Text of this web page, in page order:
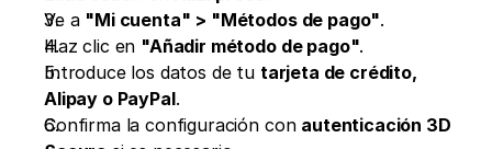
Ve a "Mi cuenta" > "Métodos de pago".
Haz clic en "Añadir método de pago".
Introduce los datos de tu tarjeta de crédito,
Alipay o PayPal.
Confirma la configuración con autenticación 3D